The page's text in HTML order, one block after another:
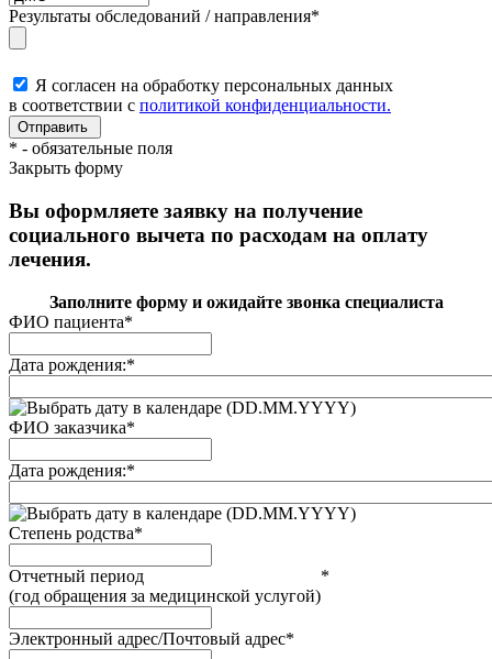
Результаты обследований / направления*
Я согласен на обработку персональных данных
в соответствии с политикой конфиденциальности.
* - обязательные поля
Закрыть форму
Вы оформляете заявку на получение
социального вычета по расходам на оплату
лечения.
Заполните форму и ожидайте звонка специалиста
ФИО пациента*
Дата рождения:*
(DD.MM.YYYY)
ФИО заказчика*
Дата рождения:*
(DD.MM.YYYY)
Степень родства*
Отчетный период
(год обращения за медицинской услугой)
*
Электронный адрес/Почтовый адрес*